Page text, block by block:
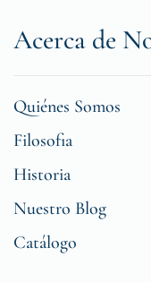
Acerca de
Quiénes Somos
Filosofia
Historia
Nuestro Blog
Catálogo